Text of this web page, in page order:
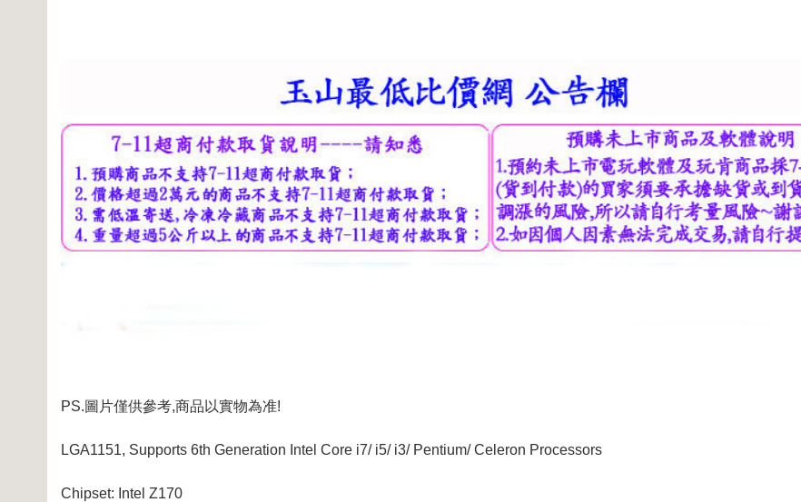
PS.圖片僅供參考,商品以實物為准!
LGA1151, Supports 6th Generation Intel Core i7/ i5/ i3/ Pentium/ Celeron Processors
Chipset: Intel Z170